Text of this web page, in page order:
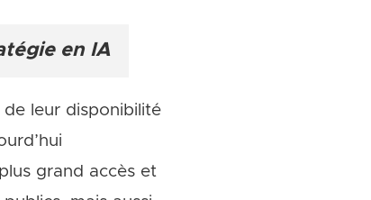
en IA
leur disponibilité
grand accès et